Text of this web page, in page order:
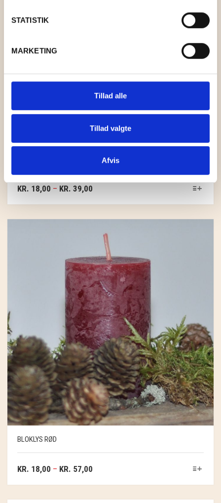
STATISTIK
MARKETING
Tillad alle
Tillad valgte
Afvis
KR. 18,00 – KR. 39,00
BLOKLYS RØD
KR. 18,00 – KR. 57,00